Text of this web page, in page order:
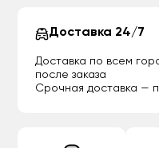
Доставка 24/7
Доставка по всем
после заказа
Срочная доставка —